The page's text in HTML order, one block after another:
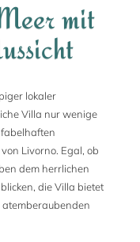
mit
lokaler
Villa nur wenige
Livorno. Egal, ob
dem herrlichen
die Villa bietet
atemberaubenden